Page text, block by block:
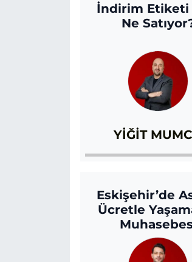
İndirim Etiketi
Ne
YİĞİT
Eskişehir’de
Ücretle